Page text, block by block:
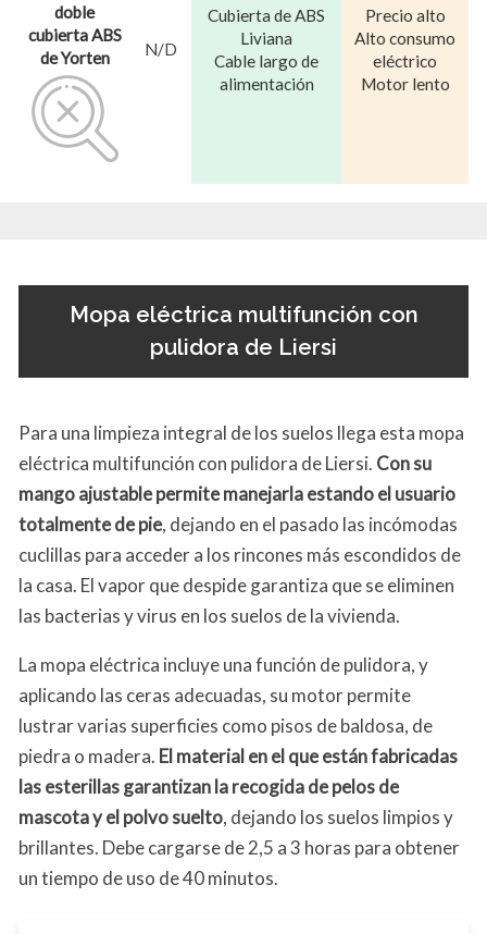
doble
cubierta ABS
de Yorten
N/D
Cubierta de ABS
Liviana
Cable largo de
alimentación
Precio alto
Alto consumo
eléctrico
Motor lento
Mopa eléctrica multifunción con
pulidora de Liersi
Para una limpieza integral de los suelos llega esta mopa
eléctrica multifunción con pulidora de Liersi. Con su
mango ajustable permite manejarla estando el usuario
totalmente de pie, dejando en el pasado las incómodas
cuclillas para acceder a los rincones más escondidos de
la casa. El vapor que despide garantiza que se eliminen
las bacterias y virus en los suelos de la vivienda.
La mopa eléctrica incluye una función de pulidora, y
aplicando las ceras adecuadas, su motor permite
lustrar varias superficies como pisos de baldosa, de
piedra o madera. El material en el que están fabricadas
las esterillas garantizan la recogida de pelos de
mascota y el polvo suelto, dejando los suelos limpios y
brillantes. Debe cargarse de 2,5 a 3 horas para obtener
un tiempo de uso de 40 minutos.